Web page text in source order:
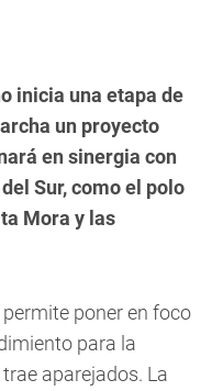
inicia una etapa de
un proyecto
en sinergia con
Sur, como el polo
Mora y las
poner en foco
para la
aparejados. La